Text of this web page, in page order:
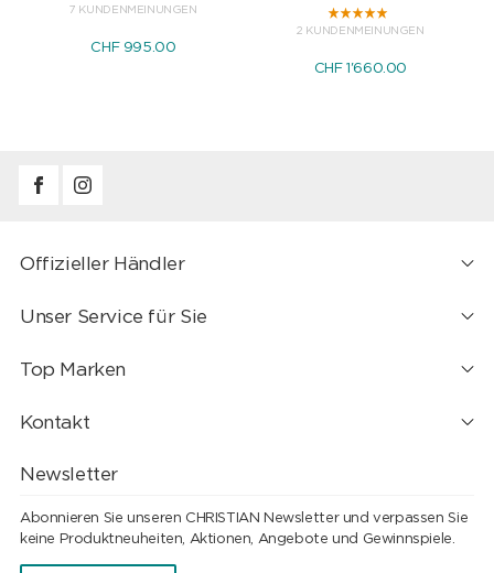
7 KUNDENMEINUNGEN
CHF 995.00
2 KUNDENMEINUNGEN
CHF 1'660.00
Offizieller Händler
Unser Service für Sie
Top Marken
Kontakt
Newsletter
Abonnieren Sie unseren CHRISTIAN Newsletter und verpassen Sie
keine Produktneuheiten, Aktionen, Angebote und Gewinnspiele.